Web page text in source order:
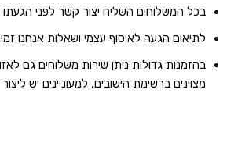
בכל המשלוחים השליח יצור קשר לפני
לתיאום הגעה לאיסוף עצמי ושאלות אנחנו
בהזמנות גדולות ניתן שירות משלוחים גם
מצוינים ברשימת הישובים, למעוניינים יש